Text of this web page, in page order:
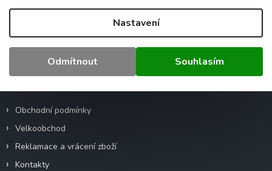
Nastavení
Odmítnout Souhlasím
t
Obchodní podmínky
Velkoobchod
Reklamace a vrácení zboží
Kontakty